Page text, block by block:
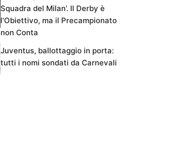
Squadra del Milan’. Il Derby è
l’Obiettivo, ma il Precampionato
non Conta
Juventus, ballottaggio in porta:
tutti i nomi sondati da Carnevali